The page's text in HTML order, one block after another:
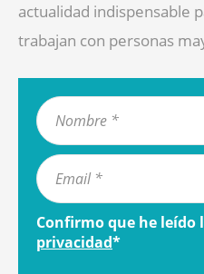
actualidad indispensable
trabajan con personas
Confirmo que he leído
privacidad*